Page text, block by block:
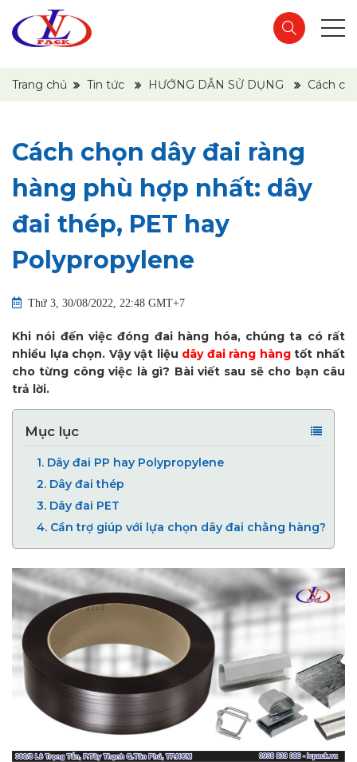
Trang chủ Tin tức HƯỚNG DẪN SỬ DỤNG Cách
Cách chọn dây đai ràng
hàng phù hợp nhất: dây
đai thép, PET hay
Polypropylene
Thứ 3, 30/08/2022, 22:48 GMT+7
Khi nói đến việc đóng đai hàng hóa, chúng ta có rất
nhiều lựa chọn. Vậy vật liệu dây đai ràng hàngtốt nhất
cho từng công việc là gì? Bài viết sau sẽ cho bạn câu
trả lời.
Mục lục
1. Dây đai PP hay Polypropylene
2. Dây đai thép
3. Dây đai PET
4. Cần trợ giúp với lựa chọn dây đai chằng hàng?